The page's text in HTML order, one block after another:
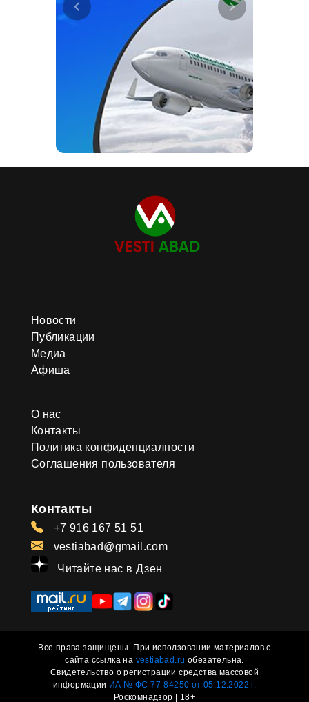
Новости
Публикации
Медиа
Афиша
О нас
Контакты
Политика конфиденциалности
Соглашения пользователя
Контакты
+7 916 167 51 51
vestiabad@gmail.com
Читайте нас в Дзен
Все права защищены. При исползовании материалов с
сайта ссылка на vestiabad.ru обезательна.
Свидетельство о регистрации средства массовой
информации ИА № ФС 77-84250 от 05.12.2022 г.
Роскомнадзор | 18+